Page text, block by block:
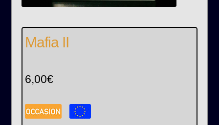
Mafia II
6,00€